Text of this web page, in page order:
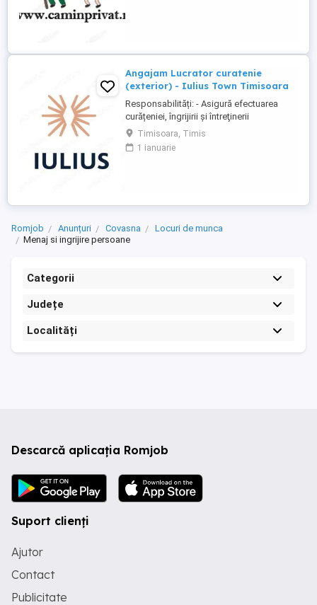
Angajam Lucrator curatenie
(exterior) - Iulius Town Timisoara
Responsabilități: - Asigură efectuarea
curățeniei, îngrijirii şi întreţinerii
amplasamentului exterior al Mall-ului; -
Colectează cartoanele din locaţie şi le
trimite spre punctul de colectare; - Pe timp
Timisoara, Timis
1 ianuarie
Romjob Anunțuri Covasna
Locuri de munca
Menaj si ingrijire persoane
Categorii
Județe
Localități
Descarcă aplicația Romjob
Suport clienți
Ajutor
Contact
Publicitate